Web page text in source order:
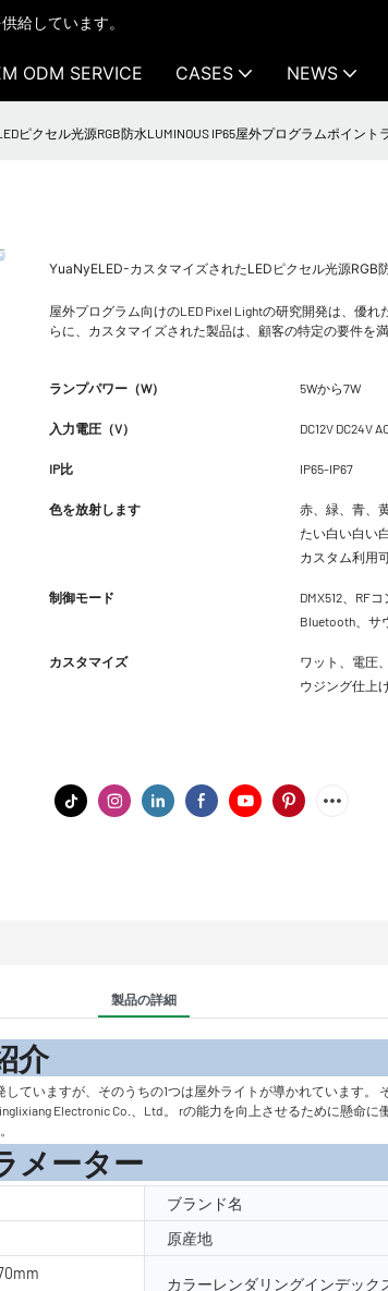
給しています。
ODM SERVICE CASES NEWS
ピクセル光源RGB防水LUMINOUS IP65屋外プログラムポイント
YuaNyELED-カスタマイズされたLEDピクセル光源
屋外プログラム向けのLED Pixel Lightの研究開発は、優
らに、カスタマイズされた製品は、顧客の特定の要件を
ランプパワー（W） 5Wから7W
入力電圧（V） DC12V DC24V
IP比 IP65-IP67
色を放射します
赤、緑、青、
たい白い白い
カスタム利用
制御モード
DMX512、RF
Bluetooth、サ
カスタマイズ
ワット、電圧
ウジング仕上
製品の詳細
紹
ていますが、そのうちの1つは屋外ライトが導かれています
Electronic Co.、Ltd。 rの能力を向上させるために懸命
ー
ブランド名
原産地
カラーレンダリングインデック